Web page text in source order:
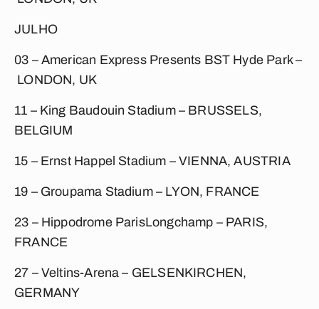
JULHO
03 – American Express Presents BST Hyde Park –
LONDON, UK
11 – King Baudouin Stadium – BRUSSELS,
BELGIUM
15 – Ernst Happel Stadium –VIENNA, AUSTRIA
19 – Groupama Stadium – LYON, FRANCE
23 – Hippodrome ParisLongchamp –PARIS,
FRANCE
27 – Veltins-Arena – GELSENKIRCHEN,
GERMANY